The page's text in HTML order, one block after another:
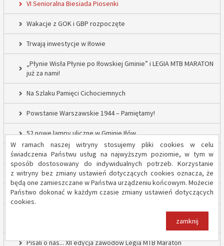
W ramach naszej witryny stosujemy pliki cookies w celu
świadczenia Państwu usług na najwyższym poziomie, w tym w
sposób dostosowany do indywidualnych potrzeb. Korzystanie
z witryny bez zmiany ustawień dotyczących cookies oznacza, że
będą one zamieszczane w Państwa urządzeniu końcowym. Możecie
Państwo dokonać w każdym czasie zmiany ustawień dotyczących
cookies.
zamknij
VI Senioralna Biesiada Piosenki
Wakacje z GOK i GBP rozpoczęte
Trwają inwestycje w Iłowie
„Płynie Wisła Płynie po Iłowskiej Gminie” i LEGIA MTB MARATON
już za nami!
Na Szlaku Pamięci Cichociemnych
Powstanie Warszawskie 1944 – Pamiętamy!
52 nowe lampy uliczne w Gminie Iłów
Inwestycja drogowa w Sadowie – prace rozpoczęte
Trwają inwestycje w Gminie Iłów
„Modernizacja Oczyszczalni Ścieków w Iłowie – etap II”
Strażacy z OSP Iłów walczą o pieniądze od Harnasia. Zachęcamy
Pisali o nas... XII edycja zawodów Legia MTB Maraton